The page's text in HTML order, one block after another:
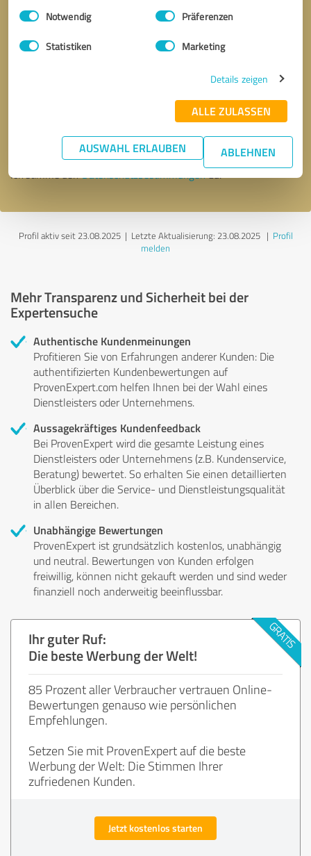
Impressum Datenschutzbestimmungen
Einwilligungsauswahl
Notwendig Präferenzen
Statistiken Marketing
Details zeigen
ALLE ZULASSEN
AUSWAHL ERLAUBEN ABLEHNEN
* Erforderliche Angaben
Nachricht senden
Ich stimme denDatenschutzbestimmungenzu.
Profil aktiv seit 23.08.2025 | Letzte Aktualisierung: 23.08.2025| Profil
melden
Mehr Transparenz und Sicherheit bei der
Expertensuche
Authentische Kundenmeinungen
Profitieren Sie von Erfahrungen anderer Kunden: Die
authentifizierten Kundenbewertungen auf
ProvenExpert.com helfen Ihnen bei der Wahl eines
Dienstleisters oder Unternehmens.
Aussagekräftiges Kundenfeedback
Bei ProvenExpert wird die gesamte Leistung eines
Dienstleisters oder Unternehmens (z.B. Kundenservice,
Beratung) bewertet. So erhalten Sie einen detaillierten
Überblick über die Service- und Dienstleistungsqualität
in allen Bereichen.
Unabhängige Bewertungen
ProvenExpert ist grundsätzlich kostenlos, unabhängig
und neutral. Bewertungen von Kunden erfolgen
freiwillig, können nicht gekauft werden und sind weder
finanziell noch anderweitig beeinflussbar.
Ihr guter Ruf:
Die beste Werbung der Welt!
85 Prozent aller Verbraucher vertrauen Online-
Bewertungen genauso wie persönlichen
Empfehlungen.
Setzen Sie mit ProvenExpert auf die beste
Werbung der Welt: Die Stimmen Ihrer
zufriedenen Kunden.
Jetzt kostenlos starten